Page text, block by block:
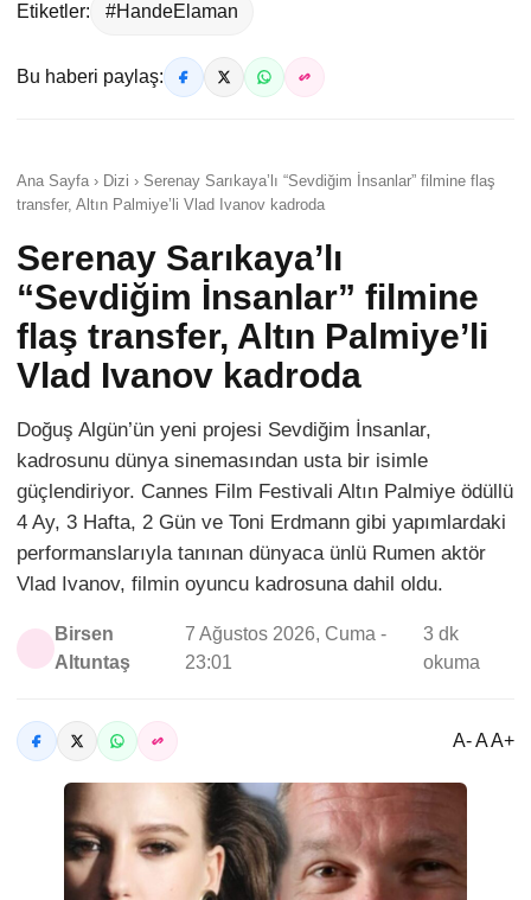
Etiketler: #HandeElaman
Bu haberi paylaş:
Ana Sayfa › Dizi › Serenay Sarıkaya’lı “Sevdiğim İnsanlar” filmine flaş
transfer, Altın Palmiye’li Vlad Ivanov kadroda
Serenay Sarıkaya’lı
“Sevdiğim İnsanlar” filmine
flaş transfer, Altın Palmiye’li
Vlad Ivanov kadroda
Doğuş Algün’ün yeni projesi Sevdiğim İnsanlar,
kadrosunu dünya sinemasından usta bir isimle
güçlendiriyor. Cannes Film Festivali Altın Palmiye ödüllü
4 Ay, 3 Hafta, 2 Gün ve Toni Erdmann gibi yapımlardaki
performanslarıyla tanınan dünyaca ünlü Rumen aktör
Vlad Ivanov, filmin oyuncu kadrosuna dahil oldu.
Birsen
Altuntaş
7 Ağustos 2026, Cuma -
23:01
3 dk
okuma
A- A A+